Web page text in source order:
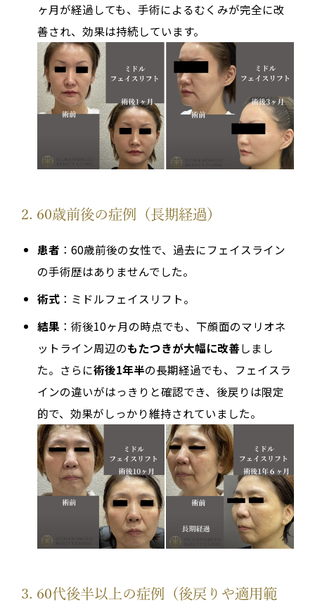
ヶ月が経過しても、手術によるむくみが完全に改
善され、効果は持続しています。
2. 60歳前後の症例（長期経過）
患者 ：60歳前後の女性で、過去にフェイスライン
の手術歴はありませんでした。
術式 ：ミドルフェイスリフト。
結果 ：術後10ヶ月の時点でも、下顔面のマリオネ
ットライン周辺のもたつきが大幅に改善しまし
た。さらに術後1年半の長期経過でも、フェイスラ
インの違いがはっきりと確認でき、後戻りは限定
的で、効果がしっかり維持されていました。
3. 60代後半以上の症例（後戻りや適用範